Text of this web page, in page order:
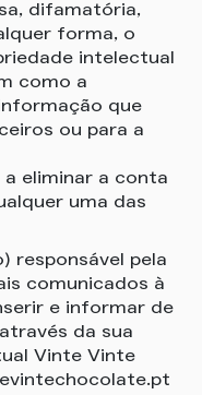
difamatória,
forma, o
intelectual
como a
que
ou para a
a eliminar a conta
uma das
responsável pela
comunicados à
e informar de
da sua
Vinte Vinte